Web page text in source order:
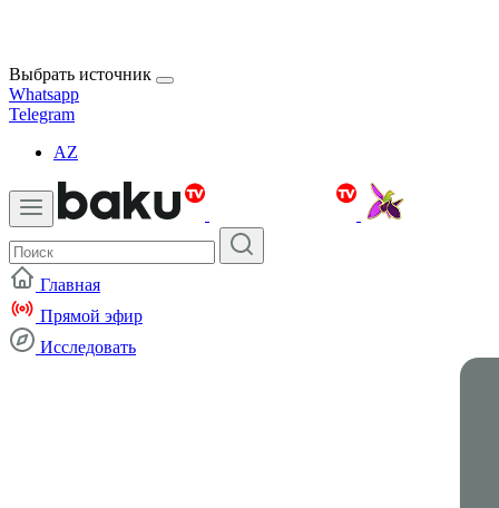
Выбрать источник
Whatsapp
Telegram
AZ
Главная
Прямой эфир
Исследовать